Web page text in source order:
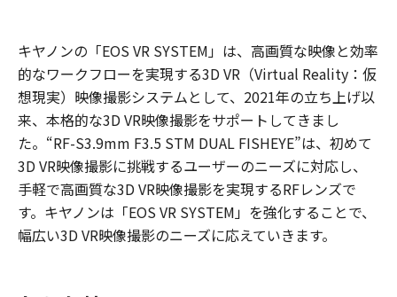
キヤノンの「EOS VR SYSTEM」は、高画質な映像と効率
的なワークフローを実現する3D VR（Virtual Reality：仮
想現実）映像撮影システムとして、2021年の立ち上げ以
来、本格的な3D VR映像撮影をサポートしてきまし
た。“RF-S3.9mm F3.5 STM DUAL FISHEYE”は、初めて
3D VR映像撮影に挑戦するユーザーのニーズに対応し、
手軽で高画質な3D VR映像撮影を実現するRFレンズで
す。キヤノンは「EOS VR SYSTEM」を強化することで、
幅広い3D VR映像撮影のニーズに応えていきます。